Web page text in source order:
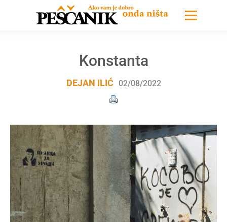
Konstanta
DEJAN ILIĆ 02/08/2022